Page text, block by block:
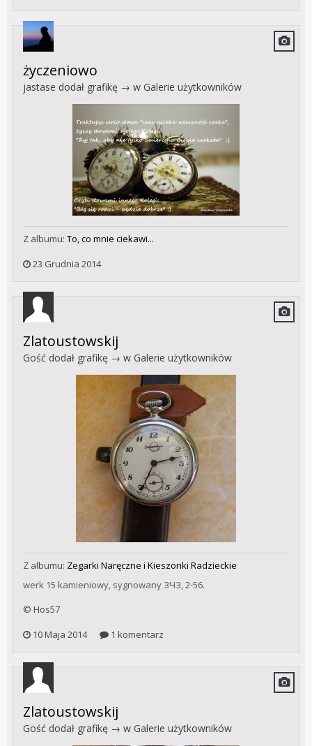
życzeniowo
jastase dodał grafikę → w Galerie użytkowników
Z albumu: To, co mnie ciekawi...
23 Grudnia 2014
Zlatoustowskij
Gość dodał grafikę → w Galerie użytkowników
Z albumu: Zegarki Naręczne i Kieszonki Radzieckie
werk 15 kamieniowy, sygnowany ЗЧЗ, 2-56.
© Hos57
10 Maja 2014
1 komentarz
Zlatoustowskij
Gość dodał grafikę → w Galerie użytkowników